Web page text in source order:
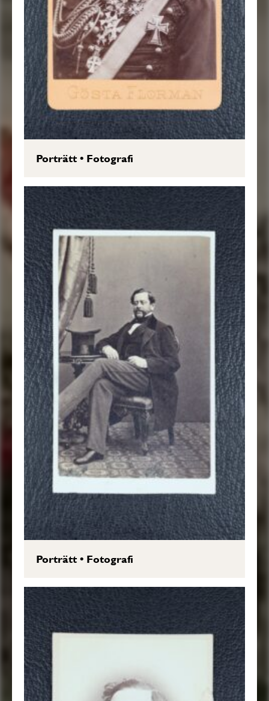
Porträtt• Fotografi
Porträtt• Fotografi